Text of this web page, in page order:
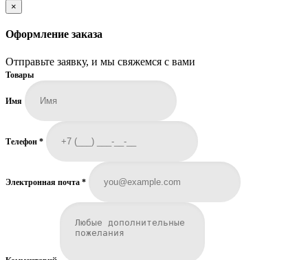
×
Оформление заказа
Отправьте заявку, и мы свяжемся с вами
Товары
Имя
Телефон *
Электронная почта *